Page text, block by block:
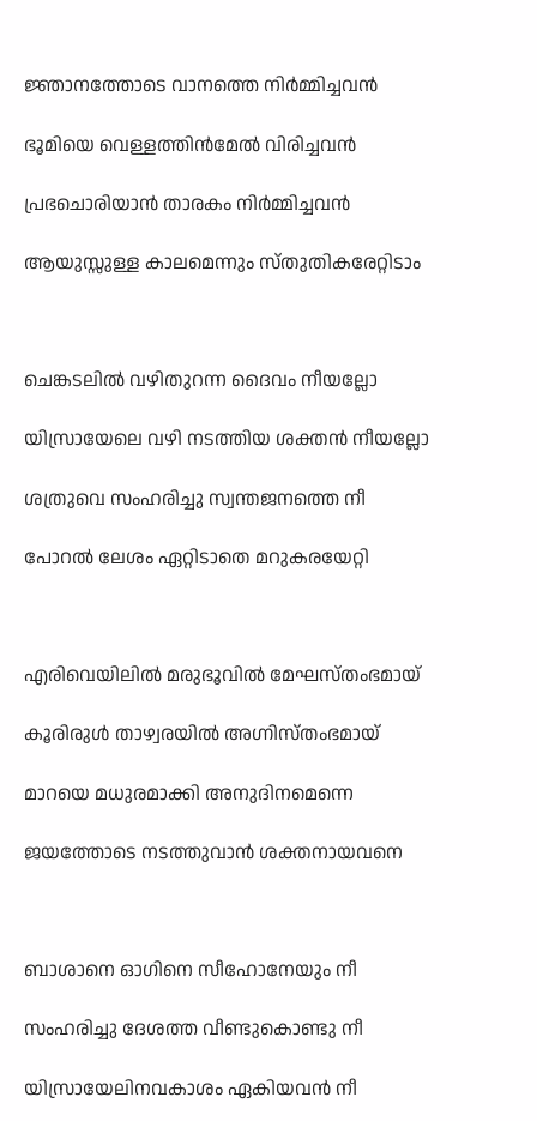
ജ്ഞാനത്തോടെ വാനത്തെ നിർമ്മിച്ചവൻ
ഭൂമിയെ വെള്ളത്തിൻമേൽ വിരിച്ചവൻ
പ്രഭചൊരിയാൻ താരകം നിർമ്മിച്ചവൻ
ആയുസ്സുള്ള കാലമെന്നും സ്തുതികരേറ്റിടാം
ചെങ്കടലിൽ വഴിതുറന്ന ദൈവം നീയല്ലോ
യിസ്രായേലെ വഴി നടത്തിയ ശക്തൻ നീയല്ലോ
ശത്രുവെ സംഹരിച്ചു സ്വന്തജനത്തെ നീ
പോറൽ ലേശം ഏറ്റിടാതെ മറുകരയേറ്റി
എരിവെയിലിൽ മരുഭൂവിൽ മേഘസ്തംഭമായ്
കൂരിരുൾ താഴ്വരയിൽ അഗ്നിസ്തംഭമായ്
മാറയെ മധുരമാക്കി അനുദിനമെന്നെ
ജയത്തോടെ നടത്തുവാൻ ശക്തനായവനെ
ബാശാനെ ഓഗിനെ സീഹോനേയും നീ
സംഹരിച്ചു ദേശത്ത വീണ്ടുകൊണ്ടു നീ
യിസ്രായേലിനവകാശം ഏകിയവൻ നീ